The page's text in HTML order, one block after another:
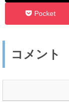
Pocket
コメント